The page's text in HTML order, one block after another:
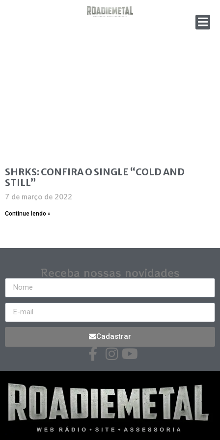
SHRKS: CONFIRA O SINGLE “COLD AND
STILL”
7 de março de 2022
Continue lendo »
Receba nossas novidades
Cadastrar